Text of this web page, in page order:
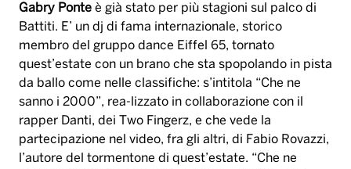
Gabry Ponte è già stato per più stagioni sul palco di
Battiti. E’ un dj di fama internazionale, storico
membro del gruppo dance Eiffel 65, tornato
quest’estate con un brano che sta spopolando in pista
da ballo come nelle classifiche: s’intitola “Che ne
sanno i 2000”, rea-lizzato in collaborazione con il
rapper Danti, dei Two Fingerz, e che vede la
partecipazione nel video, fra gli altri, di Fabio Rovazzi,
l’autore del tormentone di quest’estate. “Che ne